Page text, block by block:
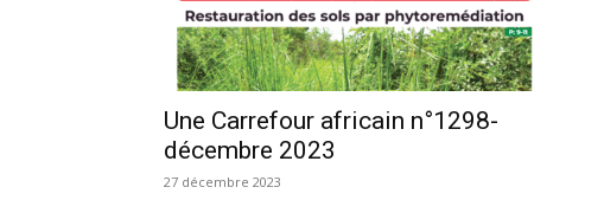
Une Carrefour africain n°1298-
décembre 2023
27 décembre 2023